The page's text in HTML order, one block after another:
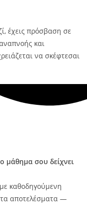
έχεις πρόσβαση σε
και
να σκέφτεσαι
μάθημα σου δείχνει
καθοδηγούμενη
αποτελέσματα —